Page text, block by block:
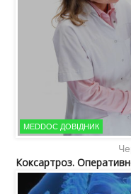
MEDDOC ДОВІДНИК
Коксартроз.